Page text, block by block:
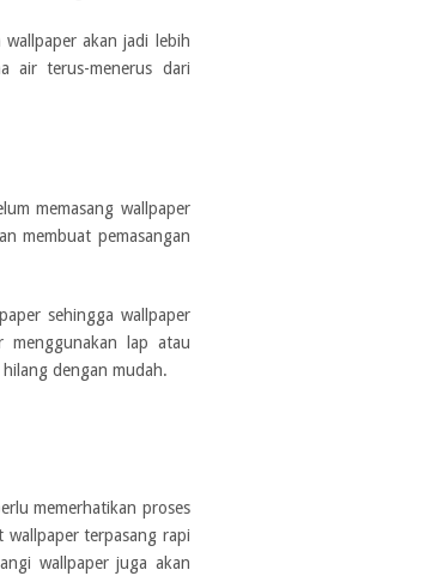
akan jadi lebih
air terus-menerus dari
memasang wallpaper
membuat pemasangan
sehingga wallpaper
menggunakan lap atau
dengan mudah.
memerhatikan proses
wallpaper terpasang rapi
wallpaper juga akan